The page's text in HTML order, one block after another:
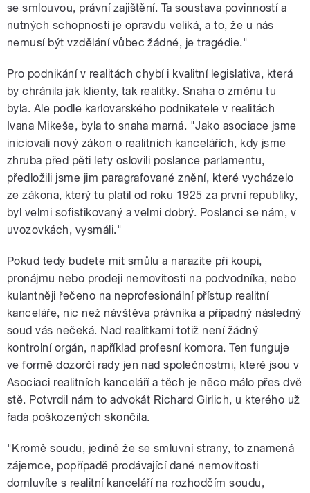
se smlouvou, právní zajištění. Ta soustava povinností a
nutných schopností je opravdu veliká, a to, že u nás
nemusí být vzdělání vůbec žádné, je tragédie."
Pro podnikání v realitách chybí i kvalitní legislativa, která
by chránila jak klienty, tak realitky. Snaha o změnu tu
byla. Ale podle karlovarského podnikatele v realitách
Ivana Mikeše, byla to snaha marná. "Jako asociace jsme
iniciovali nový zákon o realitních kancelářích, kdy jsme
zhruba před pěti lety oslovili poslance parlamentu,
předložili jsme jim paragrafované znění, které vycházelo
ze zákona, který tu platil od roku 1925 za první republiky,
byl velmi sofistikovaný a velmi dobrý. Poslanci se nám, v
uvozovkách, vysmáli."
Pokud tedy budete mít smůlu a narazíte při koupi,
pronájmu nebo prodeji nemovitosti na podvodníka, nebo
kulantněji řečeno na neprofesionální přístup realitní
kanceláře, nic než návštěva právníka a případný následný
soud vás nečeká. Nad realitkami totiž není žádný
kontrolní orgán, například profesní komora. Ten funguje
ve formě dozorčí rady jen nad společnostmi, které jsou v
Asociaci realitních kanceláří a těch je něco málo přes dvě
stě. Potvrdil nám to advokát Richard Girlich, u kterého už
řada poškozených skončila.
"Kromě soudu, jedině že se smluvní strany, to znamená
zájemce, popřípadě prodávající dané nemovitosti
domluvíte s realitní kanceláří na rozhodčím soudu,